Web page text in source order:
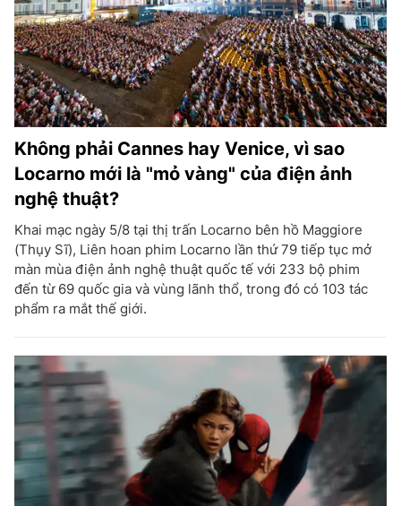
Không phải Cannes hay Venice, vì sao
Locarno mới là "mỏ vàng" của điện ảnh
nghệ thuật?
Khai mạc ngày 5/8 tại thị trấn Locarno bên hồ Maggiore
(Thụy Sĩ), Liên hoan phim Locarno lần thứ 79 tiếp tục mở
màn mùa điện ảnh nghệ thuật quốc tế với 233 bộ phim
đến từ 69 quốc gia và vùng lãnh thổ, trong đó có 103 tác
phẩm ra mắt thế giới.